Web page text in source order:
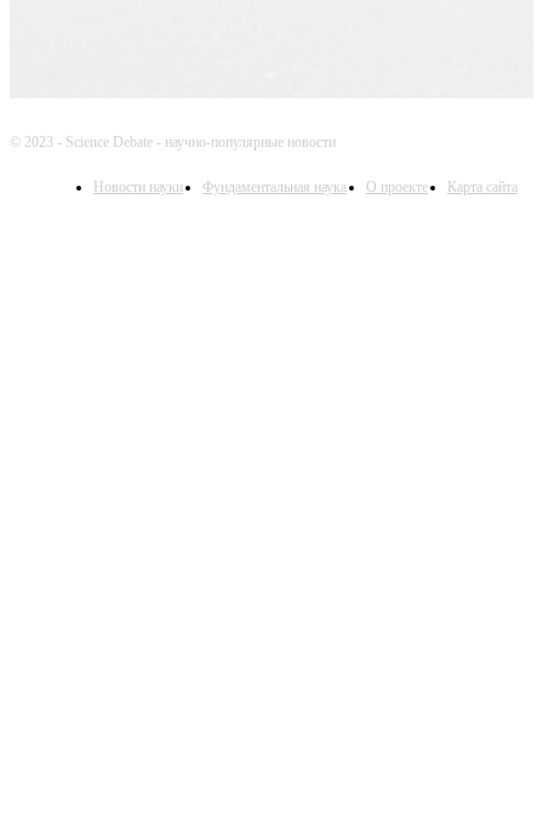
© 2023 - Science Debate - научно-популярные новости
Новости науки Фундаментальная наука О проекте Карта сайта